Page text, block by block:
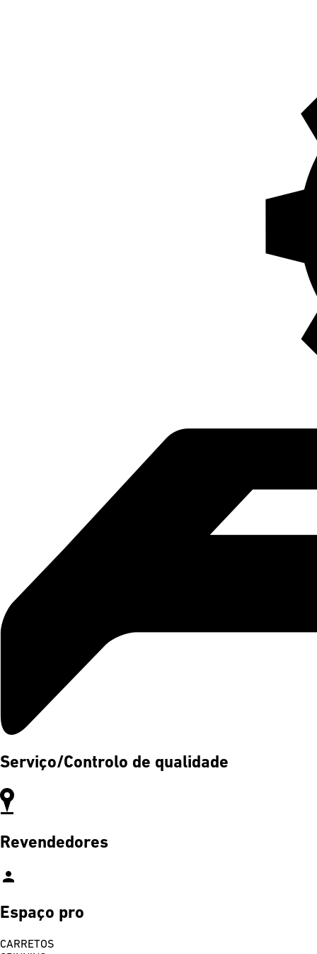
Serviço/Controlo de qualidade
Revendedores
person
Espaço pro
CARRETOS